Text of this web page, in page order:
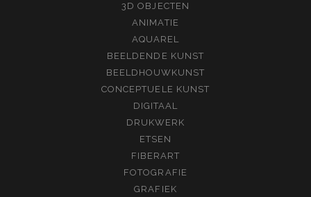
3D OBJECTEN
ANIMATIE
AQUAREL
BEELDENDE KUNST
BEELDHOUWKUNST
CONCEPTUELE KUNST
DIGITAAL
DRUKWERK
ETSEN
FIBERART
FOTOGRAFIE
GRAFIEK